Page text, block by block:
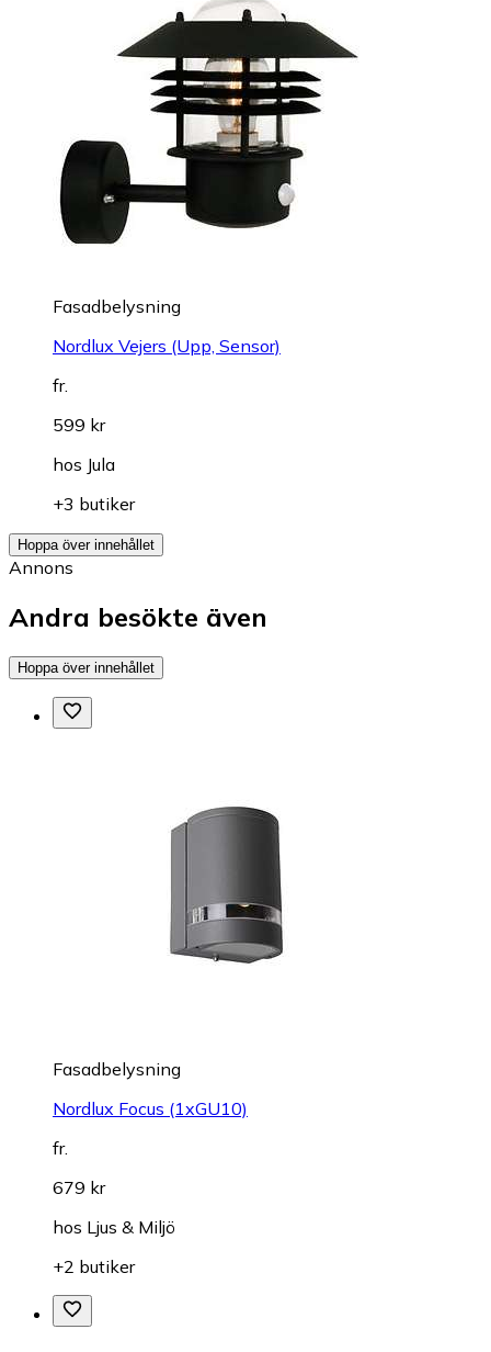
Fasadbelysning
Nordlux Vejers (Upp, Sensor)
fr.
599 kr
hos Jula
+3 butiker
Hoppa över innehållet
Annons
Andra besökte även
Hoppa över innehållet
Fasadbelysning
Nordlux Focus (1xGU10)
fr.
679 kr
hos Ljus & Miljö
+2 butiker